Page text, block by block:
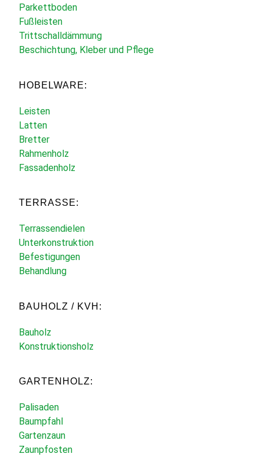
Parkettboden
Fußleisten
Trittschalldämmung
Beschichtung, Kleber und Pflege
HOBELWARE:
Leisten
Latten
Bretter
Rahmenholz
Fassadenholz
TERRASSE:
Terrassendielen
Unterkonstruktion
Befestigungen
Behandlung
BAUHOLZ / KVH:
Bauholz
Konstruktionsholz
GARTENHOLZ:
Palisaden
Baumpfahl
Gartenzaun
Zaunpfosten